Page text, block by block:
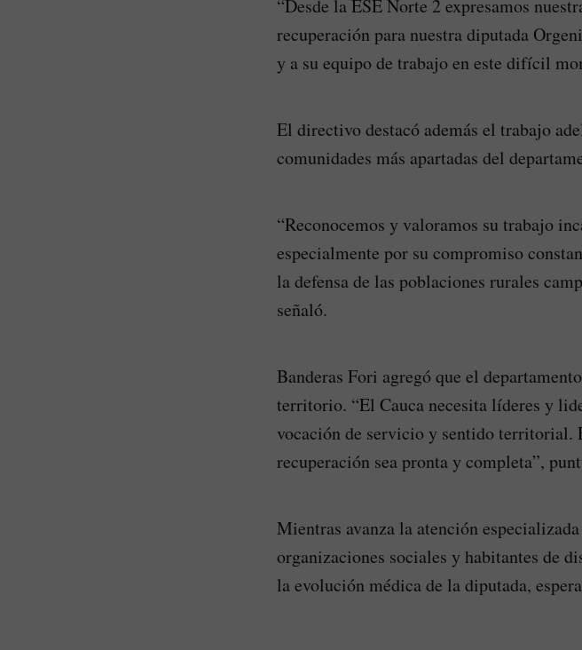
“Desde la ESE Norte 2 expresamos
recuperación para nuestra diputada
y a su equipo de trabajo en este difícil
El directivo destacó además el trabajo
comunidades más apartadas del
“Reconocemos y valoramos su trabajo
especialmente por su compromiso
la defensa de las poblaciones rurales
señaló.
Banderas Fori agregó que el
territorio. “El Cauca necesita líderes y
vocación de servicio y sentido territorial.
recuperación sea pronta y completa”,
Mientras avanza la atención
organizaciones sociales y habitantes de
la evolución médica de la diputada,